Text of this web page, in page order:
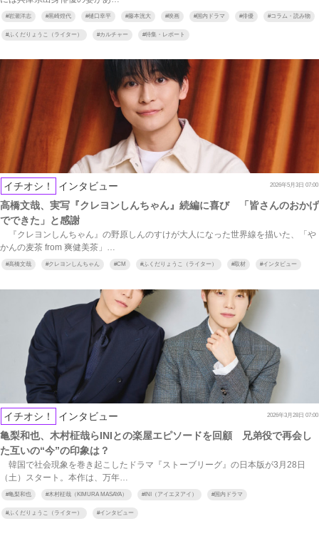
#岩瀬洋志 #黒崎煌代 #樋口幸平 #藤本洸大 #映画 #国内ドラマ #俳優 #コラム・読み物
#ふくだりょうこ（ライター） #カルチャー #特集・レポート
イチオシ！ インタビュー 2026年5月3日 07:00
高橋文哉、実写『クレヨンしんちゃん』続編に喜び 「皆さんのおかげ
でできた」と感謝
『クレヨンしんちゃん』の野原しんのすけが大人になった世界線を描いた、「や
かんの麦茶 from 爽健美茶」…
#高橋文哉 #クレヨンしんちゃん #CM #ふくだりょうこ（ライター） #取材 #インタビュー
イチオシ！ インタビュー 2026年3月28日 07:00
亀梨和也、木村柾哉らINIとの楽屋エピソードを回顧 兄弟役で再会し
た互いの“今”の印象は？
韓国で社会現象を巻き起こしたドラマ『ストーブリーグ』の日本版が3月28日
（土）スタート。本作は、万年…
#亀梨和也 #木村柾哉（KIMURA MASAYA） #INI（アイエヌアイ） #国内ドラマ
#ふくだりょうこ（ライター） #インタビュー